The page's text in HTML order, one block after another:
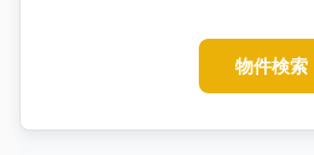
物件検索